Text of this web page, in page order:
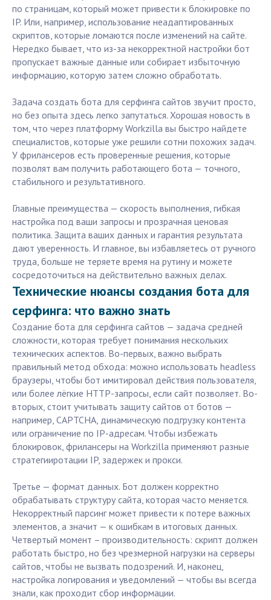
по страницам, который может привести к блокировке по
IP. Или, например, использование неадаптированных
скриптов, которые ломаются после изменений на сайте.
Нередко бывает, что из-за некорректной настройки бот
пропускает важные данные или собирает избыточную
информацию, которую затем сложно обработать.
Задача создать бота для серфинга сайтов звучит просто,
но без опыта здесь легко запутаться. Хорошая новость в
том, что через платформу Workzilla вы быстро найдете
специалистов, которые уже решили сотни похожих задач.
У фрилансеров есть проверенные решения, которые
позволят вам получить работающего бота — точного,
стабильного и результативного.
Главные преимущества — скорость выполнения, гибкая
настройка под ваши запросы и прозрачная ценовая
политика. Защита ваших данных и гарантия результата
дают уверенность. И главное, вы избавляетесь от ручного
труда, больше не теряете время на рутину и можете
сосредоточиться на действительно важных делах.
Технические нюансы создания бота для
серфинга: что важно знать
Создание бота для серфинга сайтов — задача средней
сложности, которая требует понимания нескольких
технических аспектов. Во-первых, важно выбрать
правильный метод обхода: можно использовать headless
браузеры, чтобы бот имитировал действия пользователя,
или более лёгкие HTTP-запросы, если сайт позволяет. Во-
вторых, стоит учитывать защиту сайтов от ботов —
например, CAPTCHA, динамическую подгрузку контента
или ограничение по IP-адресам. Чтобы избежать
блокировок, фрилансеры на Workzilla применяют разные
стратегииротации IP, задержек и прокси.
Третье — формат данных. Бот должен корректно
обрабатывать структуру сайта, которая часто меняется.
Некорректный парсинг может привести к потере важных
элементов, а значит — к ошибкам в итоговых данных.
Четвертый момент – производительность: скрипт должен
работать быстро, но без чрезмерной нагрузки на серверы
сайтов, чтобы не вызвать подозрений. И, наконец,
настройка логирования и уведомлений — чтобы вы всегда
знали, как проходит сбор информации.